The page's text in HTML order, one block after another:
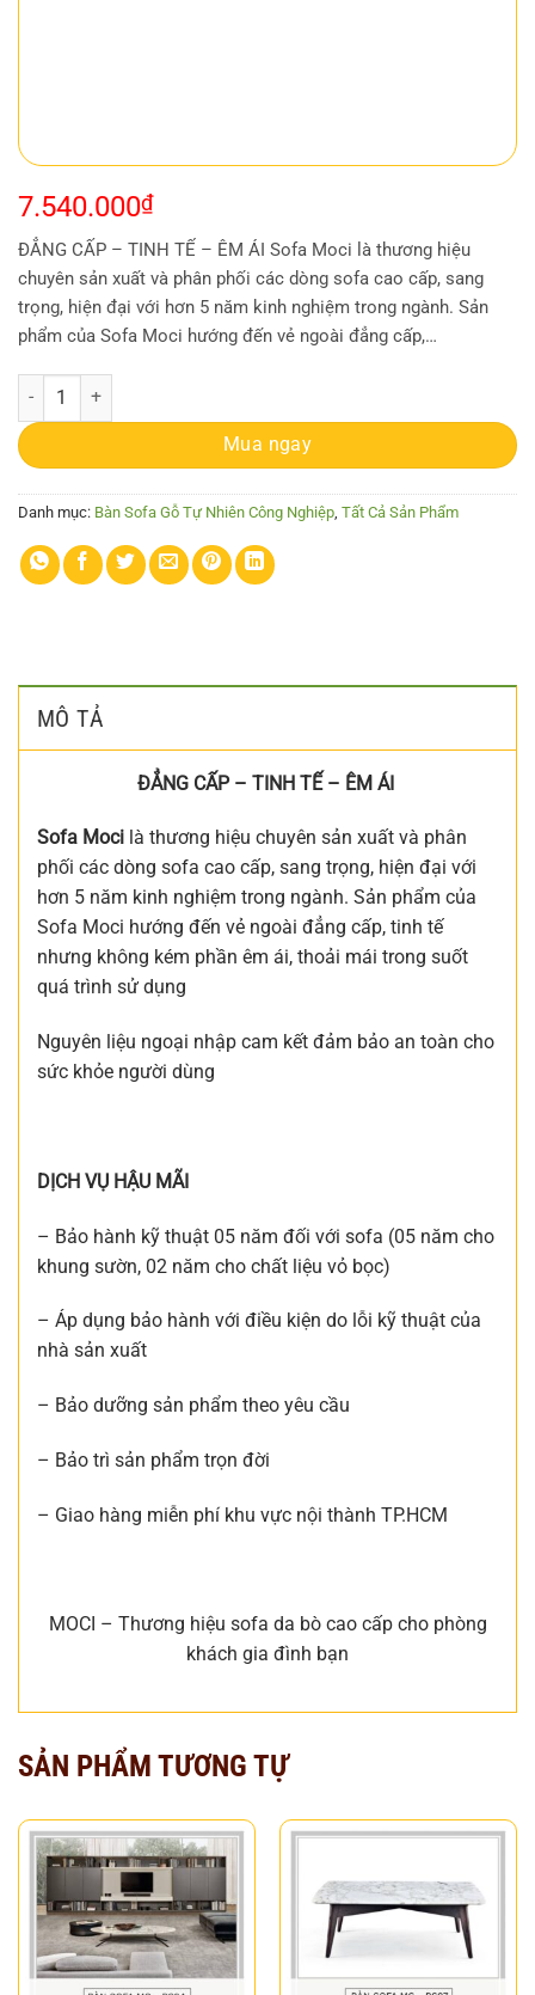
7.540.000₫
ĐẲNG CẤP – TINH TẾ – ÊM ÁI Sofa Moci là thương hiệu
chuyên sản xuất và phân phối các dòng sofa cao cấp, sang
trọng, hiện đại với hơn 5 năm kinh nghiệm trong ngành. Sản
phẩm của Sofa Moci hướng đến vẻ ngoài đẳng cấp,…
Bàn Sofa Gỗ Công Nghiệp MC-BS51 số lượng
Mua ngay
Danh mục: Bàn Sofa Gỗ Tự Nhiên Công Nghiệp Tất Cả Sản Phẩm
MÔ TẢ
ĐẲNG CẤP – TINH TẾ – ÊM ÁI
Sofa Moci là thương hiệu chuyên sản xuất và phân
phối các dòng sofa cao cấp, sang trọng, hiện đại với
hơn 5 năm kinh nghiệm trong ngành. Sản phẩm của
Sofa Moci hướng đến vẻ ngoài đẳng cấp, tinh tế
nhưng không kém phần êm ái, thoải mái trong suốt
quá trình sử dụng
Nguyên liệu ngoại nhập cam kết đảm bảo an toàn cho
sức khỏe người dùng
DỊCH VỤ HẬU MÃI
– Bảo hành kỹ thuật 05 năm đối với sofa (05 năm cho
khung sườn, 02 năm cho chất liệu vỏ bọc)
– Áp dụng bảo hành với điều kiện do lỗi kỹ thuật của
nhà sản xuất
– Bảo dưỡng sản phẩm theo yêu cầu
– Bảo trì sản phẩm trọn đời
– Giao hàng miễn phí khu vực nội thành TP.HCM
MOCI – Thương hiệu sofa da bò cao cấp cho phòng
khách gia đình bạn
SẢN PHẨM TƯƠNG TỰ